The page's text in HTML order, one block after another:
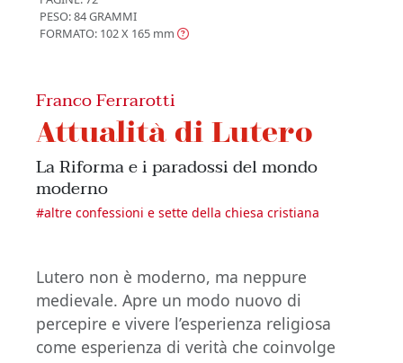
PESO: 84 GRAMMI
FORMATO: 102 X 165 mm
Franco Ferrarotti
Attualità di Lutero
La Riforma e i paradossi del mondo
moderno
#altre confessioni e sette della chiesa cristiana
Lutero non è moderno, ma neppure
medievale. Apre un modo nuovo di
percepire e vivere l’esperienza religiosa
come esperienza di verità che coinvolge